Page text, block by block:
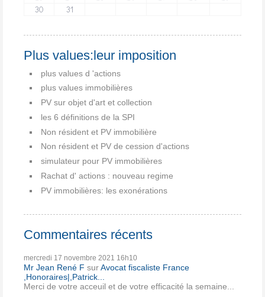
30
31
Plus values:leur imposition
plus values d 'actions
plus values immobilières
PV sur objet d'art et collection
les 6 définitions de la SPI
Non résident et PV immobilière
Non résident et PV de cession d'actions
simulateur pour PV immobilières
Rachat d' actions : nouveau regime
PV immobilières: les exonérations
Commentaires récents
mercredi 17 novembre 2021 16h10
Mr Jean René F surAvocat fiscaliste France
,Honoraires|,Patrick...
Merci de votre acceuil et de votre efficacité la semaine...